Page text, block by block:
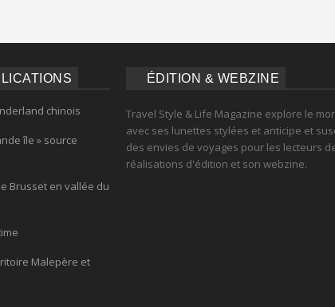
chinois
île » source
Brusset en vallée du
Malepère et
ÉDITION & WEBZINE
Travel Style & Life Magazine explore le
avec ses lunettes stylées et anticipe et
des envies de voyages pour les lecteurs
réalisations d'édition et son webzine.